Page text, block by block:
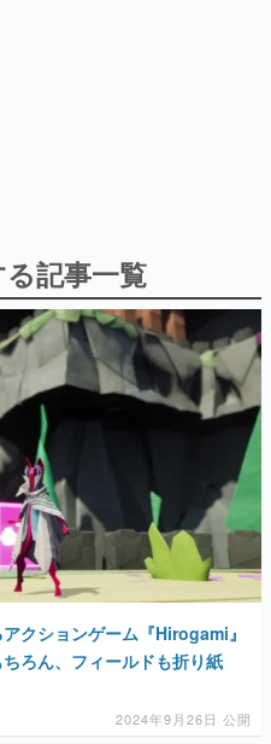
氏がゲームの魅力を画面や操作の
していく、硬派で骨太な評論連載
本語
ラスボス」… ゲームにまつわる言葉
、コンピューター文化史研究家・タ
記事一覧
クションゲーム『Hirogami』
ろん、フィールドも折り紙
2024年9月26日 公開